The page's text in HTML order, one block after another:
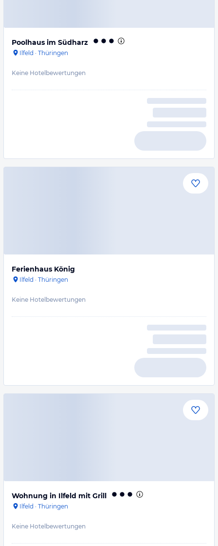
Poolhaus im Südharz
Ilfeld · Thüringen
Keine Hotelbewertungen
Ferienhaus König
Ilfeld · Thüringen
Keine Hotelbewertungen
Wohnung in Ilfeld mit Grill
Ilfeld · Thüringen
Keine Hotelbewertungen